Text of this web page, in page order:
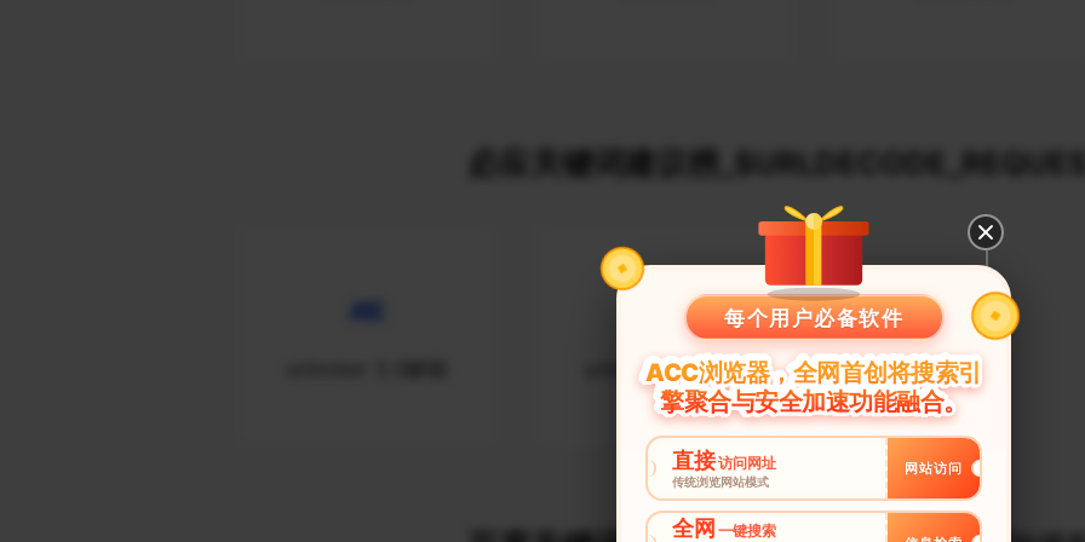
必应关键词建议榜
unlocker解锁15.5
每个用户必备软件
ACC浏览器，全网首创将搜索引
擎聚合与安全加速功能融合。
直接访问网址
传统浏览网站模式
网站访问
全网 一键搜索